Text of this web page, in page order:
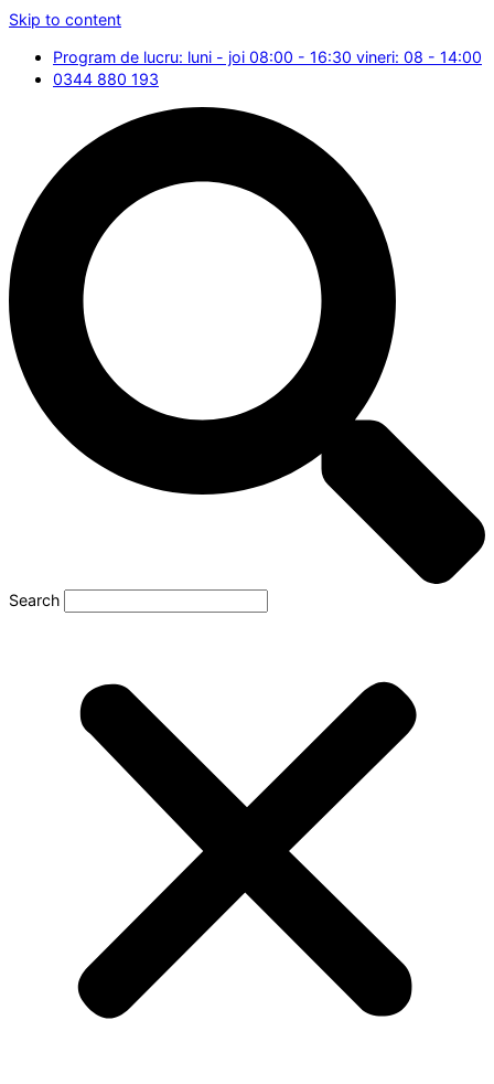
Skip to content
Program de lucru: luni - joi 08:00 - 16:30 vineri: 08 - 14:00
0344 880 193
Search